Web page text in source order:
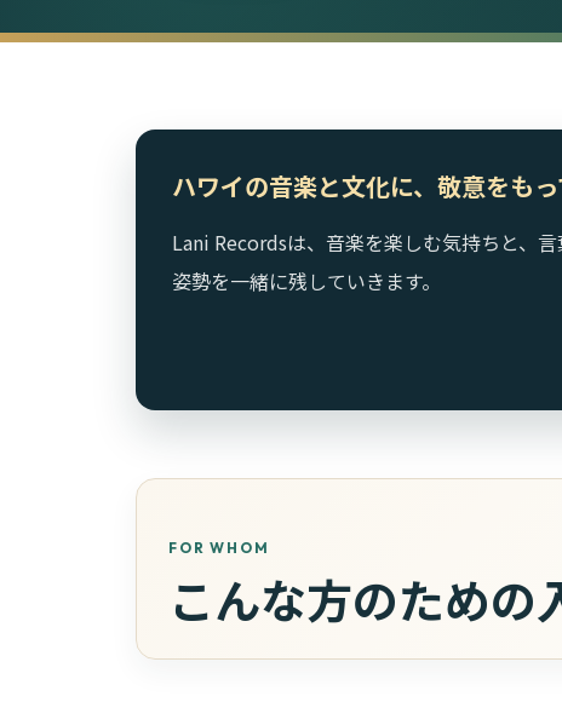
ハワイの音楽と文化に、敬意をもっ
Lani Recordsは、音楽を楽しむ気持ちと、
姿勢を一緒に残していきます。
FOR WHOM
こんな方のための